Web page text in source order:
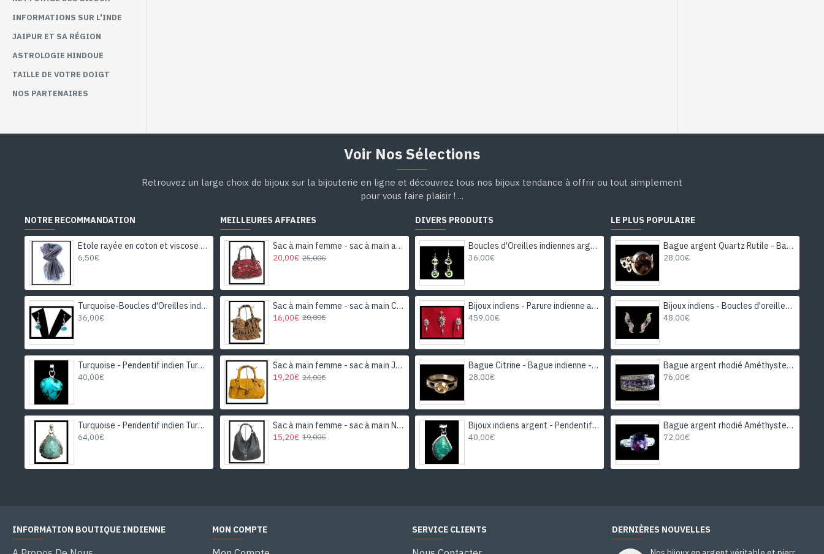
INFORMATIONS SUR L'INDE
JAIPUR ET SA RÉGION
ASTROLOGIE HINDOUE
TAILLE DE VOTRE DOIGT
NOS PARTENAIRES
Voir Nos Sélections
Retrouvez un large choix de bijoux sur la bijouterie en ligne et découvrez tous nos bijoux tendance à offrir ou tout simplement
pour vous faire plaisir ! ...
NOTRE RECOMMANDATION
Etole rayée en coton et viscose - Etole indienne
6,50€
Turquoise-Boucles d'Oreilles indiennes Turquoise-Bijoux Inde
36,00€
Turquoise - Pendentif indien Turquoise - Bijoux Inde
40,00€
Turquoise - Pendentif indien Turquoise - Bijoux Inde
64,00€
MEILLEURES AFFAIRES
Sac à main femme - sac à main avec motifs
20,00€ 25,00€
Sac à main femme - sac à main Caramel
16,00€ 20,00€
Sac à main femme - sac à main Jaune-Moutarde
19,20€ 24,00€
Sac à main femme - sac à main Noir
15,20€ 19,00€
DIVERS PRODUITS
Boucles d'Oreilles indiennes argent et Péridot - Bijoux Inde
36,00€
Bijoux indiens - Parure indienne avec saphir étoilé et diamant
459,00€
Bague Citrine - Bague indienne - Bijoux indiens
28,00€
Bijoux indiens argent - Pendentif indien Agate
40,00€
LE PLUS POPULAIRE
Bague argent Quartz Rutile - Bague indienne - Bijoux indiens
28,00€
Bijoux indiens - Boucles d'oreilles indiennes rhodiées Améthyste
48,00€
Bague argent rhodié Améthyste naturelle
76,00€
Bague argent rhodié Améthyste naturelle
72,00€
INFORMATION BOUTIQUE INDIENNE MON COMPTE SERVICE CLIENTS DERNIÈRES NOUVELLES